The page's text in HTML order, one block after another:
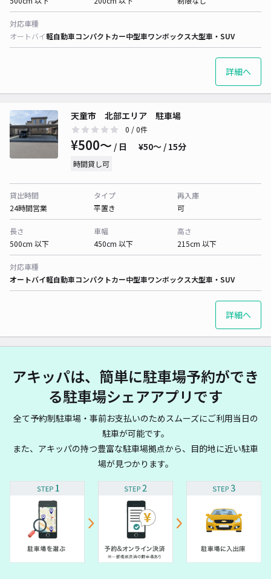
対応車種
オートバイ軽自動車コンパクトカー中型車ワンボックス大型車・SUV
詳細へ
天童市 北部エリア 駐車場
0 / 0件
¥500〜 / 日 ¥50〜 / 15分
時間貸し可
貸出時間
24時間営業
タイプ
平置き
再入庫
可
長さ
500cm 以下
車幅
450cm 以下
高さ
215cm 以下
対応車種
オートバイ軽自動車コンパクトカー中型車ワンボックス大型車・SUV
詳細へ
アキッパは、簡単に駐車場予約ができ
る駐車場シェアアプリです
全て予約制駐車場・事前お支払いのためスムーズにご利用当日の
駐車が可能です。
また、アキッパの持つ豊富な駐車場拠点から、目的地に近い駐車
場が見つかります。